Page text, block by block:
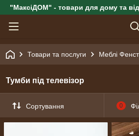
"МаксіДОМ" - товари для дому та
Товари та послуги Меблі
Тумби під телевізор
Сортування 0